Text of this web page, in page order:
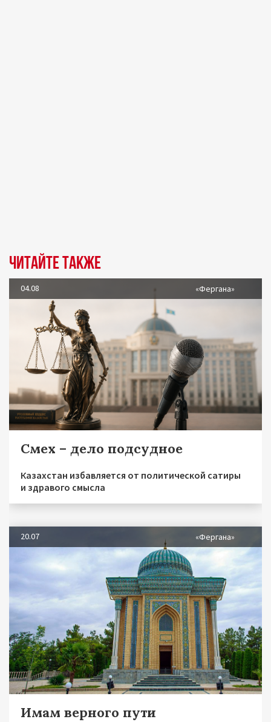
Читайте также
04.08 «Фергана»
Смех – дело подсудное
Казахстан избавляется от политической сатиры
и здравого смысла
20.07 «Фергана»
Имам верного пути